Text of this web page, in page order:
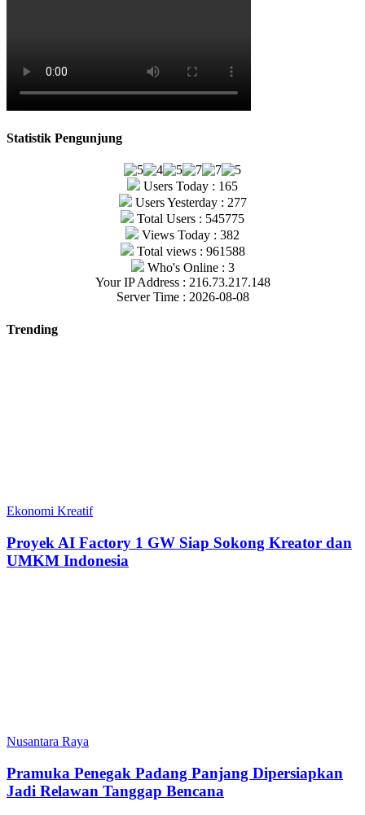
Statistik Pengunjung
Users Today : 165
Users Yesterday : 277
Total Users : 545775
Views Today : 382
Total views : 961588
Who's Online : 3
Your IP Address : 216.73.217.148
Server Time : 2026-08-08
Trending
Ekonomi Kreatif
Proyek AI Factory 1 GW Siap Sokong Kreator dan
UMKM Indonesia
Nusantara Raya
Pramuka Penegak Padang Panjang Dipersiapkan
Jadi Relawan Tanggap Bencana